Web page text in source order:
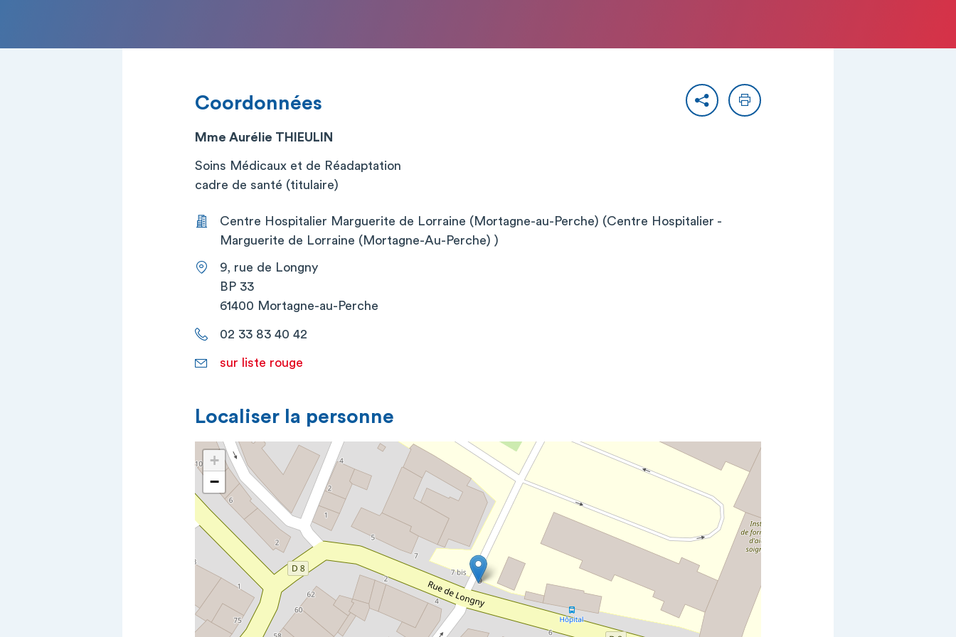
PartagerImprimer
Coordonnées
Mme Aurélie THIEULIN
Soins Médicaux et de Réadaptation
cadre de santé (titulaire)
Centre Hospitalier Marguerite de Lorraine (Mortagne-au-Perche) (Centre Hospitalier -
Marguerite de Lorraine (Mortagne-Au-Perche) )
9, rue de Longny
BP 33
61400 Mortagne-au-Perche
02 33 83 40 42
sur liste rouge
Localiser la personne
+
−